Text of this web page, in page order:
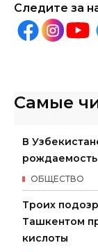
Следите за
Самые
В
рождаемость
ОБЩЕСТВО
Троих
Ташкентом
кислоты